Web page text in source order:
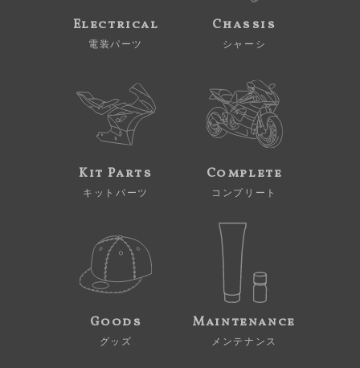
Electrical
電装パーツ
Chassis
シャーシ
Kit Parts
キットパーツ
Complete
コンプリート
Goods
グッズ
Maintenance
メンテナンス